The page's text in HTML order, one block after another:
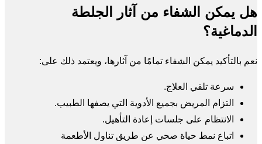
هل يمكن الشفاء من آثار الجلطة
الدماغية؟
نعم بالتأكيد يمكن الشفاء تمامًا من آثارها، ويعتمد ذلك على:
سرعة تلقي العلاج.
التزام المريض بجميع الأدوية التي يصفها الطبيب.
الانتظام على جلسات إعادة التأهيل.
اتباع نمط حياة صحي عن طريق تناول الأطعمة